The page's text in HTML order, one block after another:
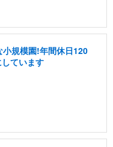
規模園!年間休日120
ています